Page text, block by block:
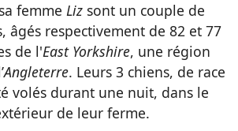
femme Liz sont un couple de
âgés respectivement de 82 et 77
de l'East Yorkshire, une région
Angleterre. Leurs 3 chiens, de race
volés durant une nuit, dans le
de leur ferme.